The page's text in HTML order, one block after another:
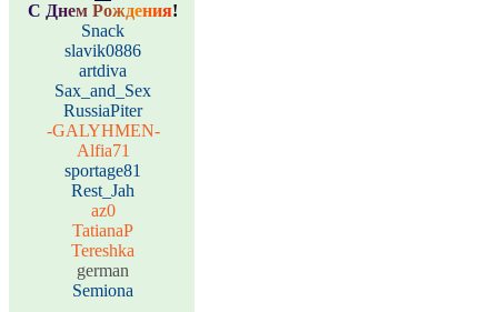
С Днем Рождения!
Snack
slavik0886
artdiva
Sax_and_Sex
RussiaPiter
-GALYHMEN-
Alfia71
sportage81
Rest_Jah
az0
TatianaP
Tereshka
german
Semiona